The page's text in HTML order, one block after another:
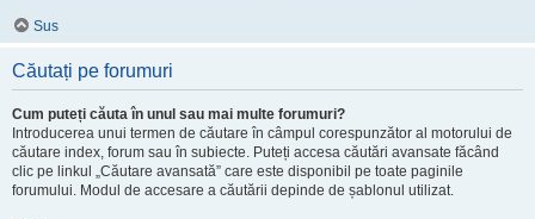
Sus
Căutați pe forumuri
Cum puteți căuta în unul sau mai multe forumuri?
Introducerea unui termen de căutare în câmpul corespunzător al motorului de
căutare index, forum sau în subiecte. Puteți accesa căutări avansate făcând
clic pe linkul „Căutare avansată” care este disponibil pe toate paginile
forumului. Modul de accesare a căutării depinde de șablonul utilizat.